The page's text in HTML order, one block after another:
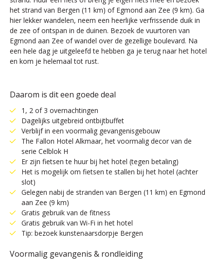
het strand van Bergen (11 km) of Egmond aan Zee (9 km). Ga
hier lekker wandelen, neem een heerlijke verfrissende duik in
de zee of ontspan in de duinen. Bezoek de vuurtoren van
Egmond aan Zee of wandel over de gezellige boulevard. Na
een hele dag je uitgeleefd te hebben ga je terug naar het hotel
en kom je helemaal tot rust.
Daarom is dit een goede deal
1, 2 of 3 overnachtingen
Dagelijks uitgebreid ontbijtbuffet
Verblijf in een voormalig gevangenisgebouw
The Fallon Hotel Alkmaar, het voormalig decor van de
serie Celblok H
Er zijn fietsen te huur bij het hotel (tegen betaling)
Het is mogelijk om fietsen te stallen bij het hotel (achter
slot)
Gelegen nabij de stranden van Bergen (11 km) en Egmond
aan Zee (9 km)
Gratis gebruik van de fitness
Gratis gebruik van Wi-Fi in het hotel
Tip: bezoek kunstenaarsdorpje Bergen
Voormalig gevangenis & rondleiding